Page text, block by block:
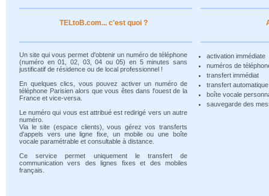
TELtoB.com... c'est quoi ?
Un site qui vous permet d'obtenir un numéro de téléphone
(numéro en 01, 02, 03, 04 ou 05) en 5 minutes sans
justificatif de résidence ou de local professionnel !
En quelques clics, vous pouvez activer un numéro de
téléphone Parisien alors que vous êtes dans l'ouest de la
France et vice-versa.
Le numéro qui vous est attribué est redirigé vers un autre
numéro.
Via le site (espace clients), vous gérez vos transferts
d'appels vers une ligne fixe, un mobile ou une boîte
vocale paramétrable et consultable à distance.
Ce service permet uniquement le transfert de
communication vers des lignes fixes et des mobiles
français.
activation immédiate
numéros de
transfert immédiat
transfert
boîte vocale
sauvegarde des